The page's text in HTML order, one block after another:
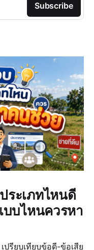
Subscribe
ระเภทไหนดี
บบไหนควรหา
รียบเทียบข้อดี-ข้อเสีย